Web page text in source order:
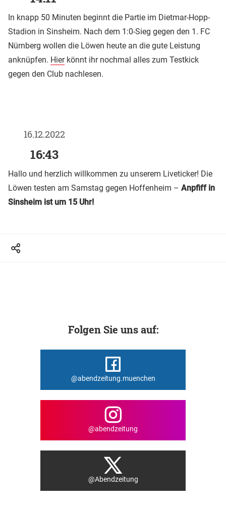
In knapp 50 Minuten beginnt die Partie im Dietmar-Hopp-
Stadion in Sinsheim. Nach dem 1:0-Sieg gegen den 1. FC
Nürnberg wollen die Löwen heute an die gute Leistung
anknüpfen. Hierkönnt ihr nochmal alles zum Testkick
gegen den Club nachlesen.
16.12.2022
16:43
Hallo und herzlich willkommen zu unserem Liveticker! Die
Löwen testen am Samstag gegen Hoffenheim – Anpfiff in
Sinsheim ist um 15 Uhr!
Folgen Sie uns auf:
@abendzeitung.muenchen
@abendzeitung
@Abendzeitung